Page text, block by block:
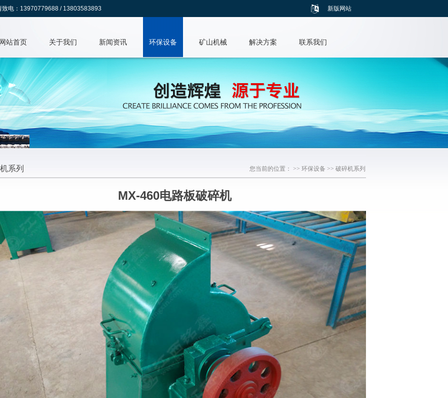
致电：13970779688 / 13803583893 新版网站
站首页 关于我们 新闻资讯 环保设备 矿山机械 解决方案 联系我们
系列 您当前的位置： >> 环保设备 >> 破碎机系列
MX-460电路板破碎机